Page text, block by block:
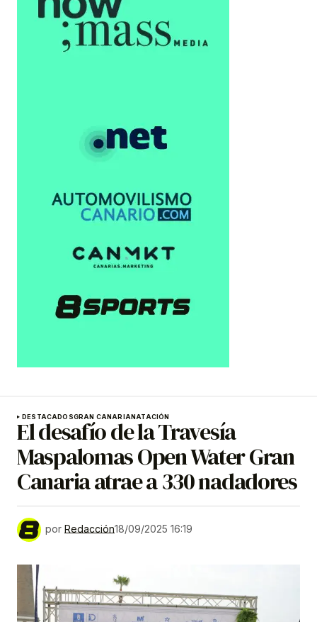
DESTACADOSGRAN CANARIANATACIÓN
El desafío de la Travesía
Maspalomas Open Water Gran
Canaria atrae a 330 nadadores
por Redacción18/09/2025 16:19